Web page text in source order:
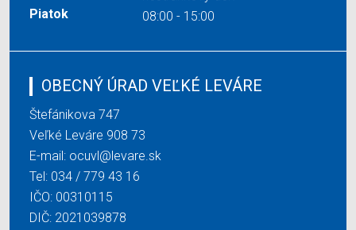
Piatok
08:00 - 15:00
OBECNÝ ÚRAD VEĽKÉ LEVÁRE
Štefánikova 747
Veľké Leváre 908 73
E-mail: ocuvl@levare.sk
Tel: 034 / 779 43 16
IČO: 00310115
DIČ: 2021039878